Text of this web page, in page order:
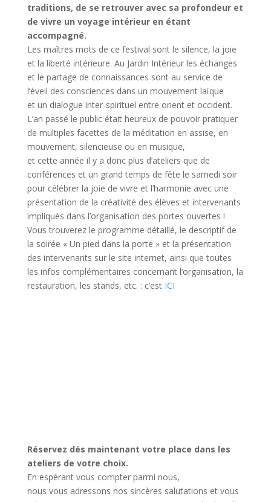
traditions, de se retrouver avec sa profondeur et
de vivre un voyage intérieur​ en étant
accompagné.
Les maîtres mots de ce festival sont le silence, la joie
et la liberté intérieure. Au Jardin Intérieur les échanges
et le partage de connaissances sont au service de
l’éveil des consciences dans un mouvement laïque
et un dialogue inter-spirituel entre orient et occident.
L’an passé le public était heureux de pouvoir pratiquer
de multiples facettes de la méditation en assise, en
mouvement, silencieuse ou en musique,
et cette année il y a donc plus d’ateliers que de
conférences et un grand temps de fête le samedi soir
pour célébrer la joie de vivre et l’harmonie avec une
présentation de la créativité des élèves et intervenants
impliqués dans l’organisation des portes ouvertes !
Vous trouverez le programme détaillé, le descriptif de
la soirée « Un pied dans la porte » et la présentation
des intervenants sur le site internet, ainsi que toutes
les infos complémentaires concernant l’organisation, la
restauration, les stands, etc. : c’est ICI
Réservez dés maintenant votre place dans les
ateliers de votre choix.
En espérant vous compter parmi nous,
nous vous adressons nos sincères salutations et vous